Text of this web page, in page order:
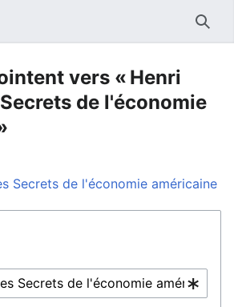
vers « Henri
de l'économie
Secrets de l'économie américaine